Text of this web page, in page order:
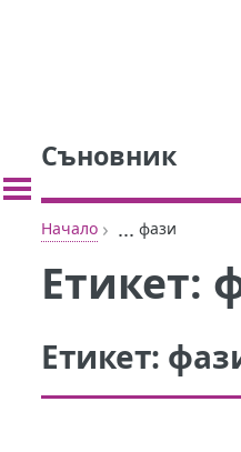
Съновник
Начало › ... фази
Етикет:
Етикет: